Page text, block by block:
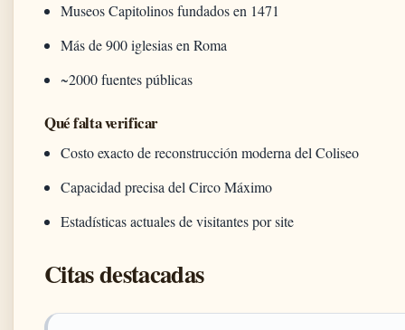
Museos Capitolinos fundados en 1471
Más de 900 iglesias en Roma
~2000 fuentes públicas
Qué falta verificar
Costo exacto de reconstrucción moderna del Coliseo
Capacidad precisa del Circo Máximo
Estadísticas actuales de visitantes por site
Citas destacadas